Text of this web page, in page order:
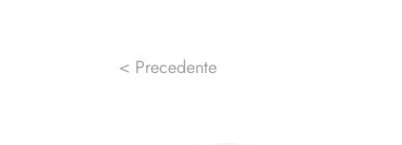
< Precedente